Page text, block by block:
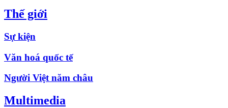
Thế giới
Sự kiện
Văn hoá quốc tế
Người Việt năm châu
Multimedia